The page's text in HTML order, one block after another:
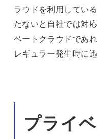
ラウドを利用してい
たないと自社では対
ベートクラウドであ
レギュラー発生時に
プライ